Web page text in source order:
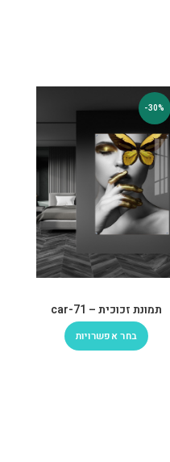
-30%
תמונת זכוכית – car-71
בחר אפשרויות